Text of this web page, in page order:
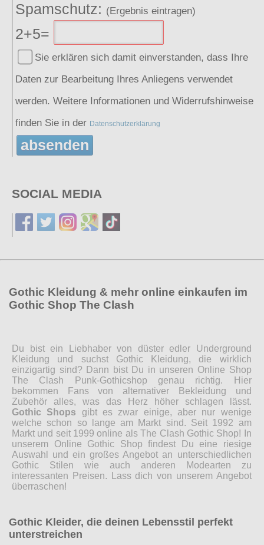
Spamschutz: (Ergebnis eintragen)
2+5=
Sie erklären sich damit einverstanden, dass Ihre
Daten zur Bearbeitung Ihres Anliegens verwendet
werden. Weitere Informationen und Widerrufshinweise
finden Sie in der Datenschutzerklärung
absenden
SOCIAL MEDIA
Gothic Kleidung & mehr online einkaufen im
Gothic Shop The Clash
Du bist ein Liebhaber von düster edler Underground
Kleidung und suchst Gothic Kleidung, die wirklich
einzigartig sind? Dann bist Du in unseren Online Shop
The Clash Punk-Gothicshop genau richtig. Hier
bekommen Fans von alternativer Bekleidung und
Zubehör alles, was das Herz höher schlagen lässt.
Gothic Shops gibt es zwar einige, aber nur wenige
welche schon so lange am Markt sind. Seit 1992 am
Markt und seit 1999 online als The Clash Gothic Shop! In
unserem Online Gothic Shop findest Du eine riesige
Auswahl und ein großes Angebot an unterschiedlichen
Gothic Stilen wie auch anderen Modearten zu
interessanten Preisen. Lass dich von unserem Angebot
überraschen!
Gothic Kleider, die deinen Lebensstil perfekt
unterstreichen